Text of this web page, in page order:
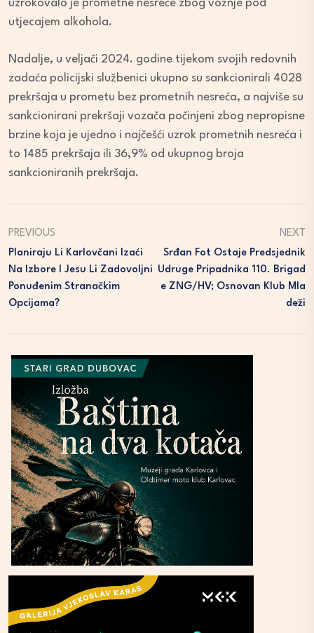
uzrokovalo je prometne nesreće zbog vožnje pod
utjecajem alkohola.
Nadalje, u veljači 2024. godine tijekom svojih redovnih
zadaća policijski službenici ukupno su sankcionirali 4028
prekršaja u prometu bez prometnih nesreća, a najviše su
sankcionirani prekršaji vozača počinjeni zbog nepropisne
brzine koja je ujedno i najčešći uzrok prometnih nesreća i
to 1485 prekršaja ili 36,9% od ukupnog broja
sankcioniranih prekršaja.
PREVIOUS
Planiraju Li Karlovčani Izaći
Na Izbore I Jesu Li Zadovoljni
Ponuđenim Stranačkim
Opcijama?
NEXT
Srđan Fot Ostaje Predsjednik
Udruge Pripadnika 110. Brigad
E ZNG/HV; Osnovan Klub Mla
Deži